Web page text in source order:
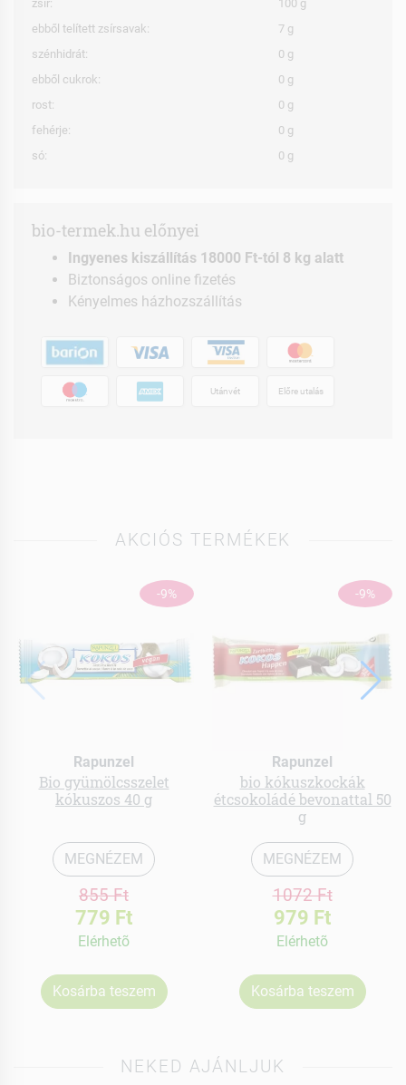
zsír:
100 g
ebből telített zsírsavak:
7 g
szénhidrát:
0 g
ebből cukrok:
0 g
rost:
0 g
fehérje:
0 g
só:
0 g
bio-termek.hu előnyei
Ingyenes kiszállítás 18000 Ft-tól 8 kg alatt
Biztonságos online fizetés
Kényelmes házhozszállítás
Utánvét Előre utalás
AKCIÓS TERMÉKEK
-9%
Rapunzel
Bio gyümölcsszelet
kókuszos 40 g
MEGNÉZEM
855 Ft
779 Ft
Elérhetõ
Kosárba teszem
-9%
Rapunzel
bio kókuszkockák
étcsokoládé bevonattal 50
g
MEGNÉZEM
1072 Ft
979 Ft
Elérhetõ
Kosárba teszem
NEKED AJÁNLJUK